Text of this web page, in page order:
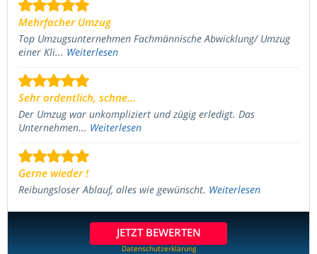
Mehrfacher Umzug
Top Umzugsunternehmen Fachmännische Abwicklung/ Umzug
einer Kli... Weiterlesen
Sehr ordentlich, schne...
Der Umzug war unkompliziert und zügig erledigt. Das
Unternehmen... Weiterlesen
Gerne wieder !
Reibungsloser Ablauf, alles wie gewünscht. Weiterlesen
JETZT BEWERTEN
Datenschutzerklärung